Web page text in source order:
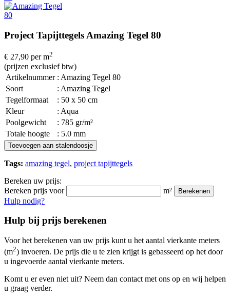
Project Tapijttegels Amazing Tegel 80
€ 27,90 per m2
(prijzen exclusief btw)
Artikelnummer : Amazing Tegel 80
Soort
: Amazing Tegel
Tegelformaat
: 50 x 50 cm
Kleur
: Aqua
Poolgewicht
: 785 gr/m²
Totale hoogte
: 5.0 mm
Toevoegen aan stalendoosje
Tags: amazing tegel, project tapijttegels
Bereken uw prijs:
Bereken prijs voor
m² Berekenen
Hulp nodig?
Hulp bij prijs berekenen
Voor het berekenen van uw prijs kunt u het aantal vierkante meters
(m2) invoeren. De prijs die u te zien krijgt is gebasseerd op het door
u ingevoerde aantal vierkante meters.
Komt u er even niet uit? Neem dan contact met ons op en wij helpen
u graag verder.